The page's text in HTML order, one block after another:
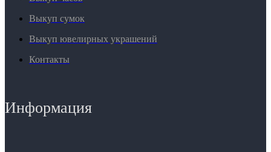
Выкуп сумок
Выкуп ювелирных украшений
Контакты
Информация